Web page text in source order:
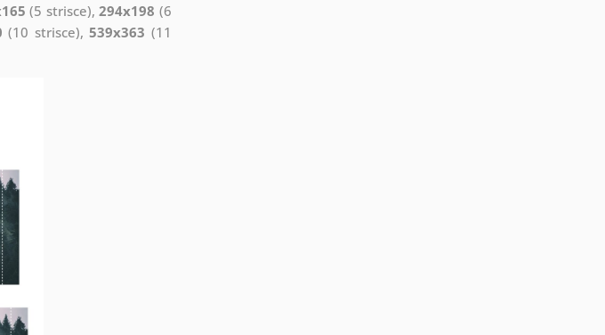
(5 strisce),294x198 (6
(10 strisce),539x363 (11